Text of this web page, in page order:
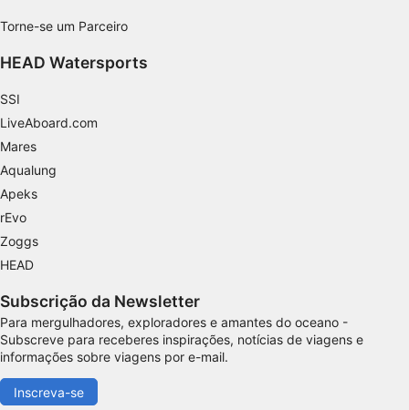
Torne-se um Parceiro
HEAD Watersports
SSI
LiveAboard.com
Mares
Aqualung
Apeks
rEvo
Zoggs
HEAD
Subscrição da Newsletter
Para mergulhadores, exploradores e amantes do oceano -
Subscreve para receberes inspirações, notícias de viagens e
informações sobre viagens por e-mail.
Inscreva-se
Identificar dispositivos com base nas
Finalidades de processamento não IAB:
Funcional